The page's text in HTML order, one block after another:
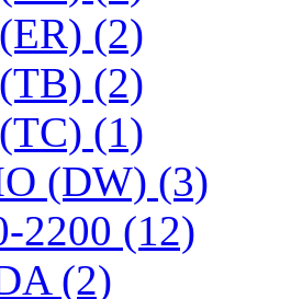
(2)
(2)
(1)
(DW) (3)
2200 (12)
(2)